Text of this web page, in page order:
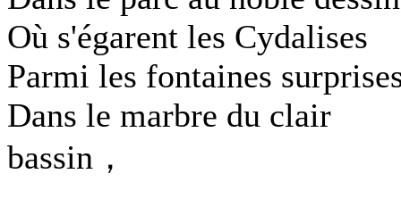
Où s'égarent les Cydalises
Parmi les fontaines
Dans le marbre du clair
bassin，